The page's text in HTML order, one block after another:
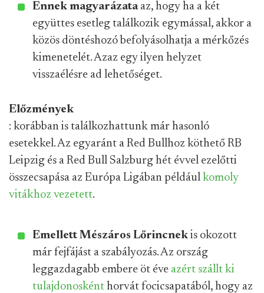
Ennek magyarázataaz, hogy ha a két
együttes esetleg találkozik egymással, akkor a
közös döntéshozó befolyásolhatja a mérkőzés
kimenetelét. Azaz egy ilyen helyzet
visszaélésre ad lehetőséget.
Előzmények
: korábban is találkozhattunk már hasonló
esetekkel. Az egyaránt a Red Bullhoz köthető RB
Leipzig és a Red Bull Salzburg hét évvel ezelőtti
összecsapása az Európa Ligában például komoly
vitákhoz vezetett.
Emellett Mészáros Lőrincnek is okozott
már fejfájást a szabályozás. Az ország
leggazdagabb embere öt éve azért szállt ki
tulajdonosként horvát focicsapatából, hogy az